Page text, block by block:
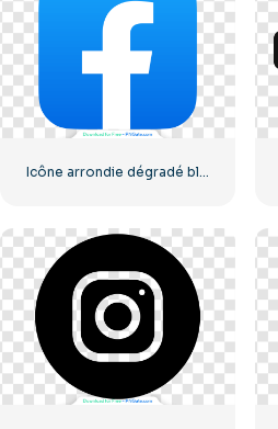
Icône arrondie dégradé bleu Facebook